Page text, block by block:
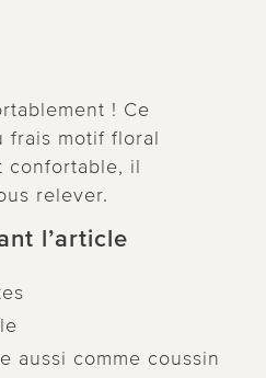
! Ce
frais motif floral
confortable, il
relever.
l’article
aussi comme coussin